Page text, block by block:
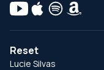
Reset
Lucie Silvas